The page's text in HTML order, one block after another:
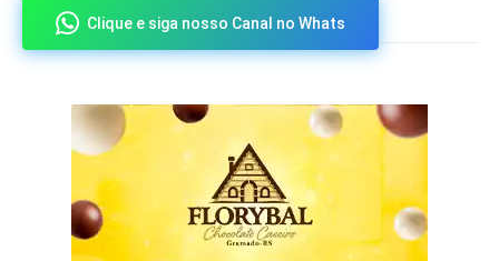
Clique e siga nosso Canal no Whats